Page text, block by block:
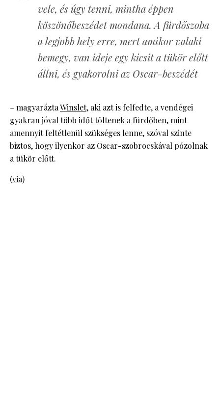
vele, és úgy tenni, mintha éppen
köszönőbeszédet mondana. A fürdőszoba
a legjobb hely erre, mert amikor valaki
bemegy, van ideje egy kicsit a tükör előtt
állni, és gyakorolni az Oscar-beszédét
– magyaráztaWinslet, aki azt is felfedte, a vendégei
gyakran jóval több időt töltenek a fürdőben, mint
amennyit feltétlenül szükséges lenne, szóval szinte
biztos, hogy ilyenkor az Oscar-szobrocskával pózolnak
a tükör előtt.
(via)